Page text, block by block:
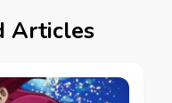
Articles